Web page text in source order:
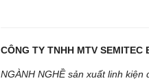
CÔNG TY TNHH MTV SEMITEC
NGÀNH NGHỀ sản xuất linh kiện